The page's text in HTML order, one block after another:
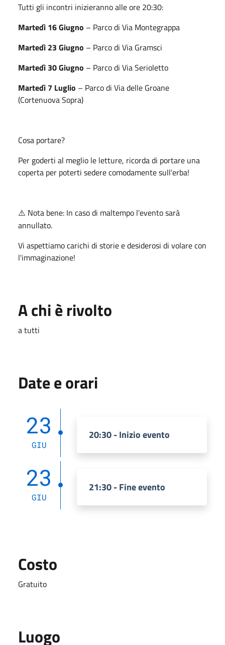
Tutti gli incontri inizieranno alle ore 20:30:
Martedì 16 Giugno – Parco di Via Montegrappa
Martedì 23 Giugno – Parco di Via Gramsci
Martedì 30 Giugno – Parco di Via Serioletto
Martedì 7 Luglio – Parco di Via delle Groane
(Cortenuova Sopra)
Cosa portare?
Per goderti al meglio le letture, ricorda di portare una
coperta per poterti sedere comodamente sull'erba!
⚠️ Nota bene: In caso di maltempo l'evento sarà
annullato.
Vi aspettiamo carichi di storie e desiderosi di volare con
l'immaginazione!
A chi è rivolto
a tutti
Date e orari
23
GIU
20:30 - Inizio evento
23
GIU
21:30 - Fine evento
Costo
Gratuito
Luogo